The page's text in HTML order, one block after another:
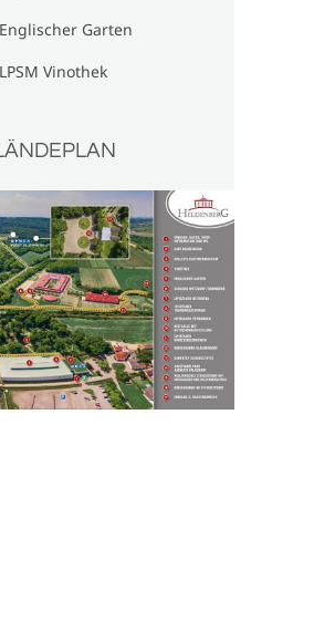
Englischer Garten
LPSM Vinothek